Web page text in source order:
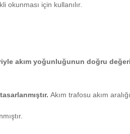
için kullanılır.
akım yoğunluğunun doğru
Akım trafosu akım